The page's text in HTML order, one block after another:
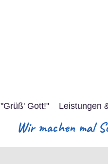
"Grüß' Gott!" Leistungen
Wir machen mal